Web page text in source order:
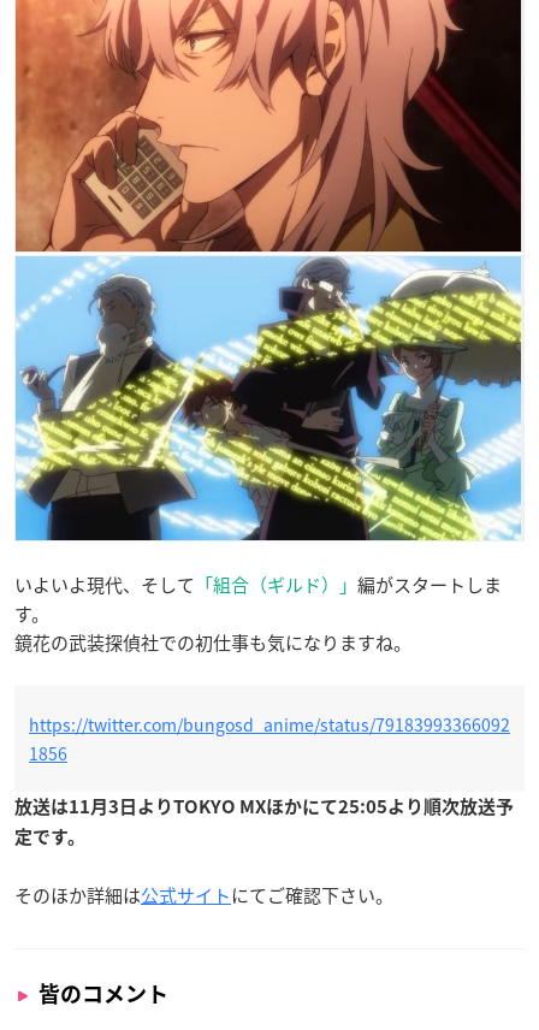
いよいよ現代、そして 「組合（ギルド）」 編がスタートしま
す。
鏡花の武装探偵社での初仕事も気になりますね。
https://twitter.com/bungosd_anime/status/79183993366092
1856
放送は11月3日よりTOKYO MXほかにて25:05より順次放送予
定です。
そのほか詳細は公式サイトにてご確認下さい。
皆のコメント